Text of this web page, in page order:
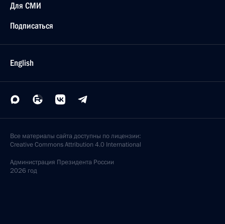
Для СМИ
Подписаться
English
Все материалы сайта доступны по лицензии:
Creative Commons Attribution 4.0 International
Администрация Президента России
2026 год